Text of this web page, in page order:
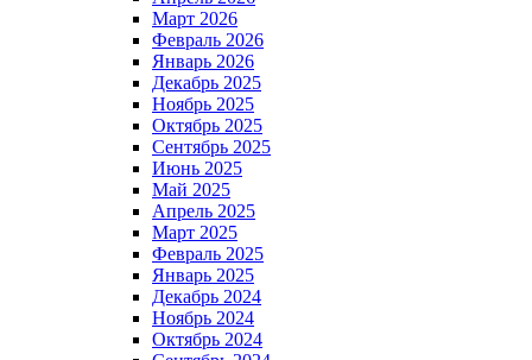
Март 2026
Февраль 2026
Январь 2026
Декабрь 2025
Ноябрь 2025
Октябрь 2025
Сентябрь 2025
Июнь 2025
Май 2025
Апрель 2025
Март 2025
Февраль 2025
Январь 2025
Декабрь 2024
Ноябрь 2024
Октябрь 2024